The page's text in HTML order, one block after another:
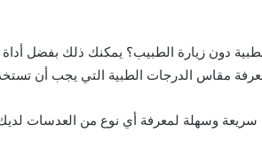
دون زيارة الطبيب؟ يمكنك ذلك بفضل
مقاس الدرجات الطبية التي يجب أن
وسهلة لمعرفة أي نوع من العدسات